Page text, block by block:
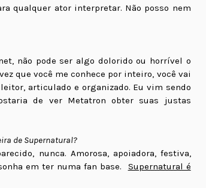
qualquer ator interpretar. Não posso nem
não pode ser algo dolorido ou horrível o
que você me conhece por inteiro, você vai
articulado e organizado. Eu vim sendo
de ver Metatron obter suas justas
de Supernatural?
nunca. Amorosa, apoiadora, festiva,
em ter numa fan base. Supernatural é